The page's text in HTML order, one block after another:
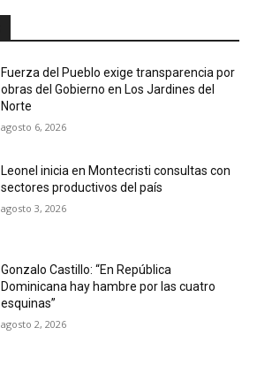
Fuerza del Pueblo exige transparencia por
obras del Gobierno en Los Jardines del
Norte
agosto 6, 2026
Leonel inicia en Montecristi consultas con
sectores productivos del país
agosto 3, 2026
Gonzalo Castillo: “En República
Dominicana hay hambre por las cuatro
esquinas”
agosto 2, 2026